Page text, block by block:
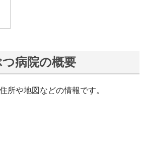
病院の概要
所や地図などの情報です。